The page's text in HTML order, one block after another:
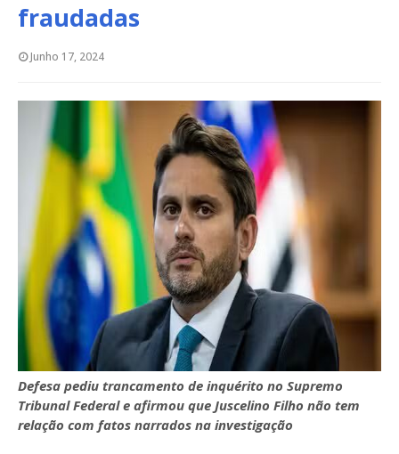
fraudadas
Junho 17, 2024
Defesa pediu trancamento de inquérito no Supremo
Tribunal Federal e afirmou que Juscelino Filho não tem
relação com fatos narrados na investigação